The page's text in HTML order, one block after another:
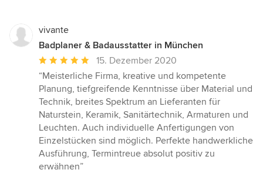
vivante
Badplaner & Badausstatter in München
Durchschnittliche
Bewertung:
5
von
5
Sternen
15. Dezember 2020
“Meisterliche Firma, kreative und kompetente
Planung, tiefgreifende Kenntnisse über Material und
Technik, breites Spektrum an Lieferanten für
Naturstein, Keramik, Sanitärtechnik, Armaturen und
Leuchten. Auch individuelle Anfertigungen von
Einzelstücken sind möglich. Perfekte handwerkliche
Ausführung, Termintreue absolut positiv zu
erwähnen”